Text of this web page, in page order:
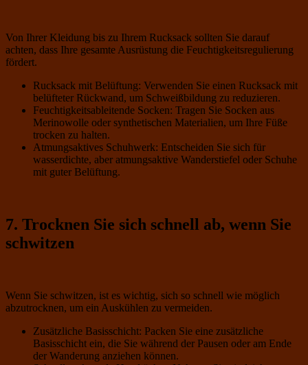
Von Ihrer Kleidung bis zu Ihrem Rucksack sollten Sie darauf
achten, dass Ihre gesamte Ausrüstung die Feuchtigkeitsregulierung
fördert.
Rucksack mit Belüftung: Verwenden Sie einen Rucksack mit
belüfteter Rückwand, um Schweißbildung zu reduzieren.
Feuchtigkeitsableitende Socken: Tragen Sie Socken aus
Merinowolle oder synthetischen Materialien, um Ihre Füße
trocken zu halten.
Atmungsaktives Schuhwerk: Entscheiden Sie sich für
wasserdichte, aber atmungsaktive Wanderstiefel oder Schuhe
mit guter Belüftung.
7. Trocknen Sie sich schnell ab, wenn Sie
schwitzen
Wenn Sie schwitzen, ist es wichtig, sich so schnell wie möglich
abzutrocknen, um ein Auskühlen zu vermeiden.
Zusätzliche Basisschicht: Packen Sie eine zusätzliche
Basisschicht ein, die Sie während der Pausen oder am Ende
der Wanderung anziehen können.